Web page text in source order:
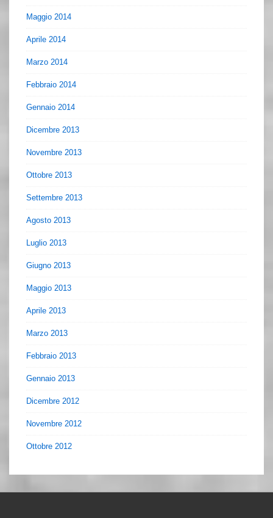
Maggio 2014
Aprile 2014
Marzo 2014
Febbraio 2014
Gennaio 2014
Dicembre 2013
Novembre 2013
Ottobre 2013
Settembre 2013
Agosto 2013
Luglio 2013
Giugno 2013
Maggio 2013
Aprile 2013
Marzo 2013
Febbraio 2013
Gennaio 2013
Dicembre 2012
Novembre 2012
Ottobre 2012